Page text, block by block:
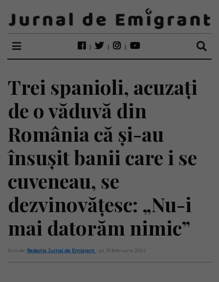
Trei spanioli, acuzați
de o văduvă din
România că și-au
însușit banii care i se
cuveneau, se
dezvinovățesc: „Nu-i
mai datorăm nimic”
Scris de: Redacția Jurnal de Emigrant - joi, 10 februarie 2022